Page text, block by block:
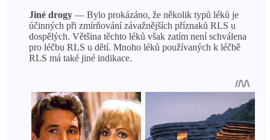
Jiné drogy — Bylo prokázáno, že několik typů léků je
účinných při zmírňování závažnějších příznaků RLS u
dospělých. Většina těchto léků však zatím není schválena
pro léčbu RLS u dětí. Mnoho léků používaných k léčbě
RLS má také jiné indikace.